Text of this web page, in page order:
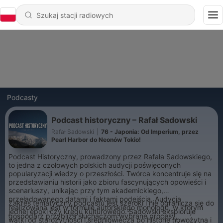
Podcasty
Podcast historyczny – Rafał Sadowski
Rafał Sadowski
76 - Japonia: Od Imperium, przez
Pearl Harbor do Neonów Tokio!
Podcast Historyczny, prowadzony przez Rafała Sadowskiego,
to jedna z czołowych polskich audycji poświęconych
popularyzacji wiedzy o przeszłości. Twórca koncentruje się na
przedstawianiu historii jako zbioru fascynujących opowieści i
scenariuszy, unikając przy tym akademickiego,
przeładowanego datami i faktami podejścia. Audycja
realizowana jest w formule autorskiego monologu, w którym
gospodarz przybliża słuchaczom wybrane procesy,
Zakres tematyczny podcastu jest szeroki i nie ogranicza się do
jednej epoki czy kręgu kulturowego. Sadowski eksploruje
wątki od starożytności i średniowiecza po historię nowożytną i